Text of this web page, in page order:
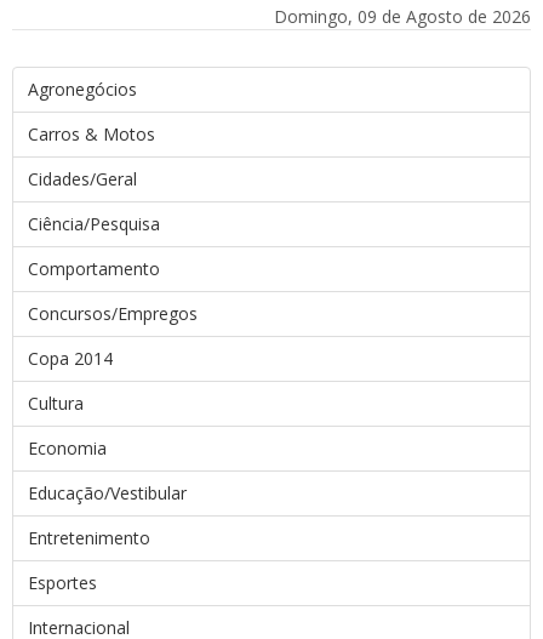
Domingo, 09 de Agosto de 2026
Agronegócios
Carros & Motos
Cidades/Geral
Ciência/Pesquisa
Comportamento
Concursos/Empregos
Copa 2014
Cultura
Economia
Educação/Vestibular
Entretenimento
Esportes
Internacional